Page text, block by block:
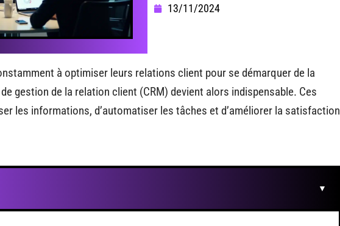
13/11/2024
à optimiser leurs relations client pour se démarquer de la
gestion de la relation client (CRM) devient alors indispensable. Ces
les informations, d’automatiser les tâches et d’améliorer la satisfaction